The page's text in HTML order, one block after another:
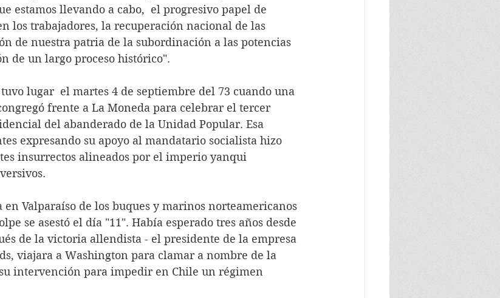
estamos llevando a cabo,  el progresivo papel de
los trabajadores, la recuperación nacional de las
de nuestra patria de la subordinación a las potencias
de un largo proceso histórico".
frente a La Moneda para celebrar el tercer
del abanderado de la Unidad Popular. Esa
expresando su apoyo al mandatario socialista hizo
insurrectos alineados por el imperio yanqui
se asestó el día "11". Había esperado tres años desde
de la victoria allendista - el presidente de la empresa
viajara a Washington para clamar a nombre de la
intervención para impedir en Chile un régimen